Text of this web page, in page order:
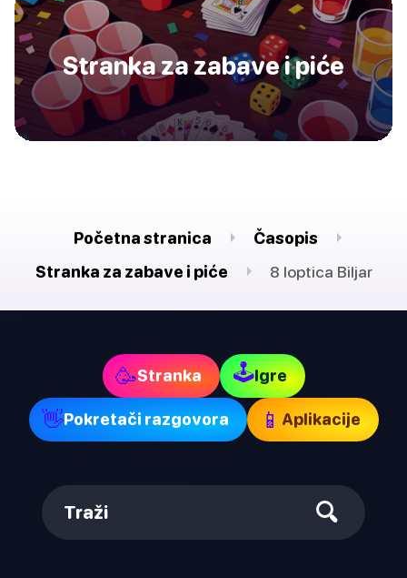
Stranka za zabave i piće
Početna stranica
Časopis
Stranka za zabave i piće
8 loptica Biljar
🥳Stranka 🕹Igre
👋Pokretači razgovora 📱 Aplikacije
Traži